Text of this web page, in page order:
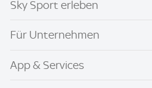
Sky Sport erleben
Für Unternehmen
App & Services